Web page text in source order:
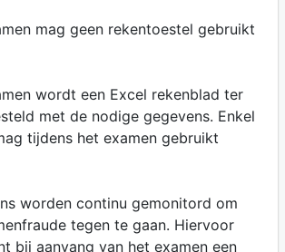
mag geen rekentoestel gebruikt
wordt een Excel rekenblad ter
met de nodige gegevens. Enkel
tijdens het examen gebruikt
worden continu gemonitord om
tegen te gaan. Hiervoor
bij aanvang van het examen een